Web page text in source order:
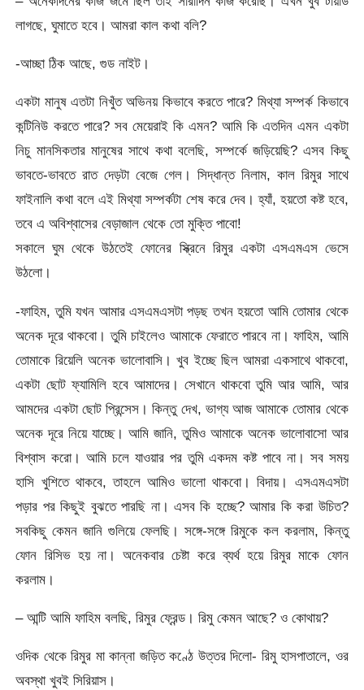
লাগছে, ঘুমাতে হবে। আমরা কাল কথা বলি?
-আচ্ছা ঠিক আছে, গুড নাইট।
একটা মানুষ এতটা নিখুঁত অভিনয় কিভাবে করতে পারে? মিথ্যা সম্পর্ক কিভাবে
কন্টিনিউ করতে পারে? সব মেয়েরাই কি এমন? আমি কি এতদিন এমন একটা
নিচু মানসিকতার মানুষের সাথে কথা বলেছি, সম্পর্কে জড়িয়েছি? এসব কিছু
ভাবতে-ভাবতে রাত দেড়টা বেজে গেল। সিদ্ধান্ত নিলাম, কাল রিমুর সাথে
ফাইনালি কথা বলে এই মিথ্যা সম্পর্কটা শেষ করে দেব। হ্যাঁ, হয়তো কষ্ট হবে,
তবে এ অবিশ্বাসের বেড়াজাল থেকে তো মুক্তি পাবো!
সকালে ঘুম থেকে উঠতেই ফোনের স্ক্রিনে রিমুর একটা এসএমএস ভেসে
উঠলো।
-ফাহিম, তুমি যখন আমার এসএমএসটা পড়ছ তখন হয়তো আমি তোমার থেকে
অনেক দূরে থাকবো। তুমি চাইলেও আমাকে ফেরাতে পারবে না। ফাহিম, আমি
তোমাকে রিয়েলি অনেক ভালোবাসি। খুব ইচ্ছে ছিল আমরা একসাথে থাকবো,
একটা ছোট ফ্যামিলি হবে আমাদের। সেখানে থাকবো তুমি আর আমি, আর
আমদের একটা ছোট প্রিন্সেস। কিন্তু দেখ, ভাগ্য আজ আমাকে তোমার থেকে
অনেক দূরে নিয়ে যাচ্ছে। আমি জানি, তুমিও আমাকে অনেক ভালোবাসো আর
বিশ্বাস করো। আমি চলে যাওয়ার পর তুমি একদম কষ্ট পাবে না। সব সময়
হাসি খুশিতে থাকবে, তাহলে আমিও ভালো থাকবো। বিদায়। এসএমএসটা
পড়ার পর কিছুই বুঝতে পারছি না। এসব কি হচ্ছে? আমার কি করা উচিত?
সবকিছু কেমন জানি গুলিয়ে ফেলছি। সঙ্গে-সঙ্গে রিমুকে কল করলাম, কিন্তু
ফোন রিসিভ হয় না। অনেকবার চেষ্টা করে ব্যর্থ হয়ে রিমুর মাকে ফোন
করলাম।
– আন্টি আমি ফাহিম বলছি, রিমুর ফ্রেন্ড। রিমু কেমন আছে? ও কোথায়?
ওদিক থেকে রিমুর মা কান্না জড়িত কণ্ঠে উত্তর দিলো- রিমু হাসপাতালে, ওর
অবস্থা খুবই সিরিয়াস।